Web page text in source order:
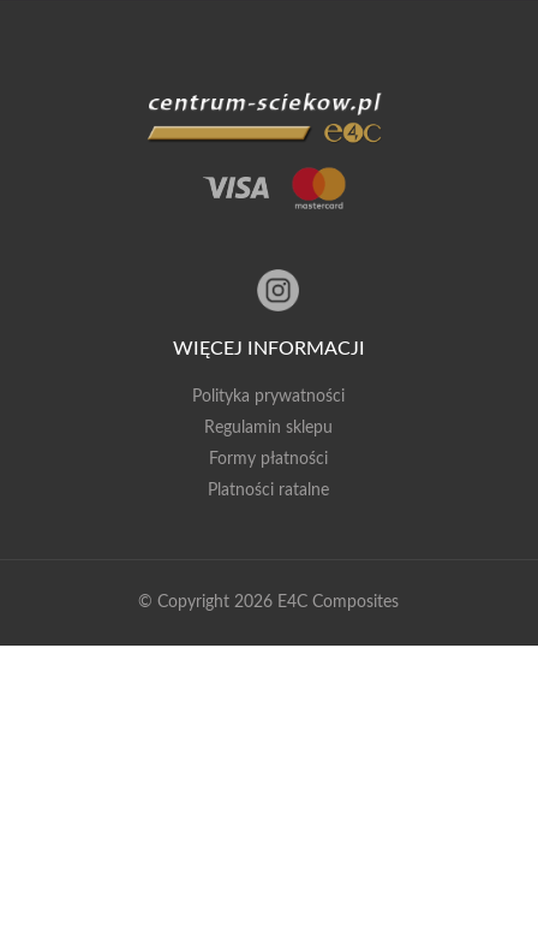
WIĘCEJ INFORMACJI
Polityka prywatności
Regulamin sklepu
Formy płatności
Platności ratalne
© Copyright 2026 E4C Composites